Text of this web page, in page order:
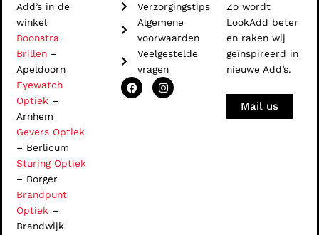
Add’s in de
winkel
Boonstra
Brillen –
Apeldoorn
Eyewatch
Optiek –
Arnhem
Gevers Optiek
– Berlicum
Sturing Optiek
– Borger
Brandpunt
Optiek –
Brandwijk
Verzorgingstips
Algemene
voorwaarden
Veelgestelde
vragen
F
a
c
I
n
s
Zo wordt
LookAdd beter
en raken wij
geïnspireerd in
nieuwe Add’s.
Mail us